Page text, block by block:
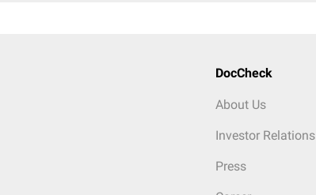
DocCheck
About Us
Investor Relations
Press